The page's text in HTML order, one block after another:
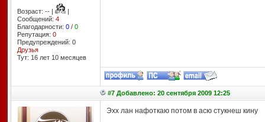
Возраст: -- |
|
Сообщений: 4
Благодарности: 0/ 0
Репутация: 0
Предупреждений: 0
Друзья
Тут: 16 лет 10 месяцев
#7 Добавлено: 20 сентября 2009 12:25
Эхх лан нафоткаю потом в асю стукнеш кину